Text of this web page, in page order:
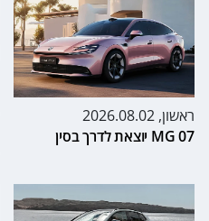
ראשון, 2026.08.02
MG 07 יוצאת לדרך בסין